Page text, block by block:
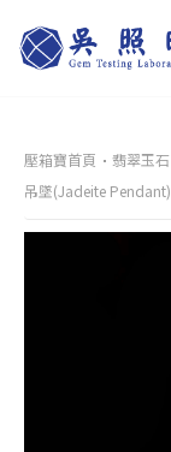
壓箱寶首頁 翡翠玉石
吊墜(Jadeite Pendant)